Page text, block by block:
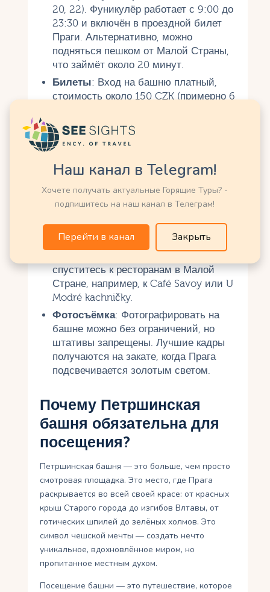
20, 22). Фуникулёр работает с 9:00 до
23:30 и включён в проездной билет
Праги. Альтернативно, можно
подняться пешком от Малой Страны,
что займёт около 20 минут.
Билеты: Вход на башню платный,
стоимость около 150 CZK (примерно 6
(около 60 CZK). Дети и студенты
получают скидки.
лестнице нужна удобная обувь. На
ветрено, поэтому возьмите лёгкую
куртку.
Где поесть: У подножия башни есть
кафе с кофе, выпечкой и лёгкими
спуститесь к ресторанам в Малой
Стране, например, к Café Savoy или U
Modré kachničky.
Фотосъёмка: Фотографировать на
башне можно без ограничений, но
штативы запрещены. Лучшие кадры
получаются на закате, когда Прага
подсвечивается золотым светом.
Почему Петршинская
башня обязательна для
посещения?
Петршинская башня — это больше, чем просто
смотровая площадка. Это место, где Прага
раскрывается во всей своей красе: от красных
крыш Старого города до изгибов Влтавы, от
готических шпилей до зелёных холмов. Это
символ чешской мечты — создать нечто
уникальное, вдохновлённое миром, но
пропитанное местным духом.
Посещение башни — это путешествие, которое
Наш канал в Telegram!
Хочете получать актуальные Горящие Туры? -
подпишитесь на наш канал в Телеграм!
Перейти в канал Закрыть